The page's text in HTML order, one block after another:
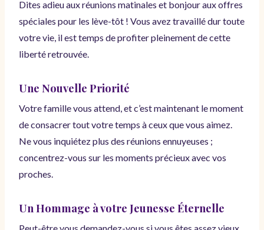
Dites adieu aux réunions matinales et bonjour aux offres
spéciales pour les lève-tôt ! Vous avez travaillé dur toute
votre vie, il est temps de profiter pleinement de cette
liberté retrouvée.
Une Nouvelle Priorité
Votre famille vous attend, et c’est maintenant le moment
de consacrer tout votre temps à ceux que vous aimez.
Ne vous inquiétez plus des réunions ennuyeuses ;
concentrez-vous sur les moments précieux avec vos
proches.
Un Hommage à votre Jeunesse Éternelle